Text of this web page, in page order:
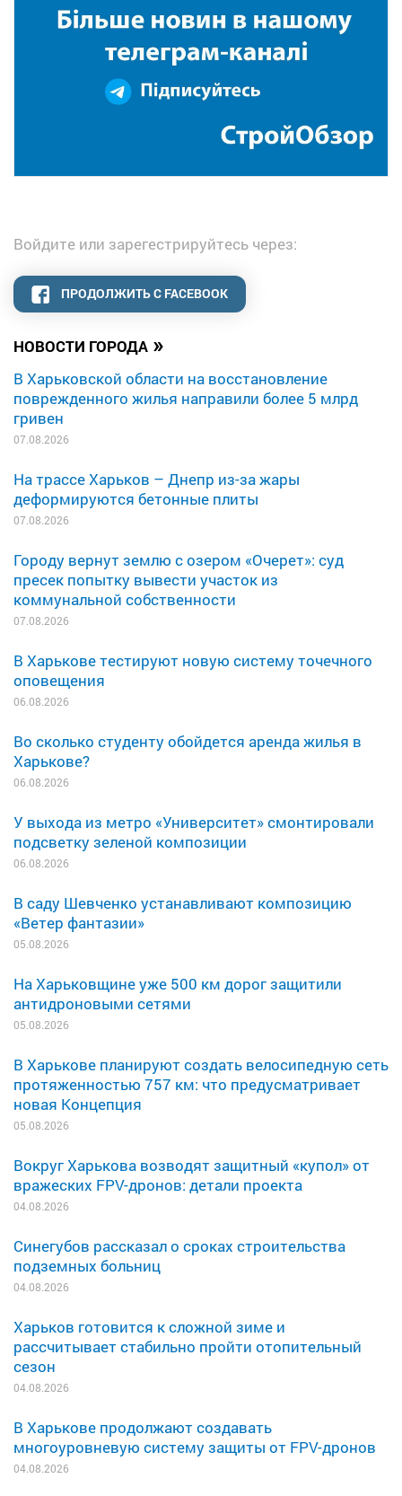
НОВОСТИ ГОРОДА »
В Харьковской области на восстановление
поврежденного жилья направили более 5 млрд
гривен
07.08.2026
На трассе Харьков – Днепр из-за жары
деформируются бетонные плиты
07.08.2026
Городу вернут землю с озером «Очерет»: суд
пресек попытку вывести участок из
коммунальной собственности
07.08.2026
В Харькове тестируют новую систему точечного
оповещения
06.08.2026
Во сколько студенту обойдется аренда жилья в
Харькове?
06.08.2026
У выхода из метро «Университет» смонтировали
подсветку зеленой композиции
06.08.2026
В саду Шевченко устанавливают композицию
«Ветер фантазии»
05.08.2026
На Харьковщине уже 500 км дорог защитили
антидроновыми сетями
05.08.2026
В Харькове планируют создать велосипедную сеть
протяженностью 757 км: что предусматривает
новая Концепция
05.08.2026
Вокруг Харькова возводят защитный «купол» от
вражеских FPV-дронов: детали проекта
04.08.2026
Синегубов рассказал о сроках строительства
подземных больниц
04.08.2026
Харьков готовится к сложной зиме и
рассчитывает стабильно пройти отопительный
сезон
04.08.2026
В Харькове продолжают создавать
многоуровневую систему защиты от FPV-дронов
04.08.2026
Войдите или зарегестрируйтесь через:
ПРОДОЛЖИТЬ С FACEBOOK